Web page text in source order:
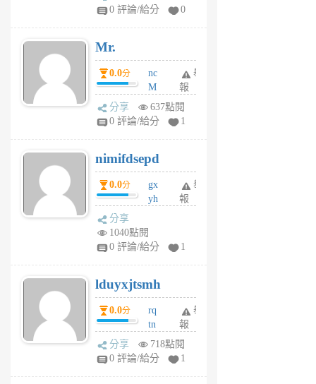
4
0 評論/給分
0
Mr.
0.0分
nc
M
U
F
U
5
個
月
舉
報
分享
637點閱
0 評論/給分
1
nimifdsepd
0.0分
gx
yh
jl
月
前
舉
報
分享
1040點閱
0 評論/給分
1
lduyxjtsmh
0.0分
rq
tn
jt
gl
舉
報
分享
718點閱
0 評論/給分
1